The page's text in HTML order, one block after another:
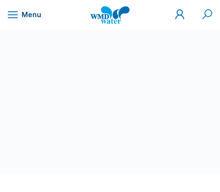
Naar
Menu
WMD
Drinkwater
Mijn
WMD
Zoek